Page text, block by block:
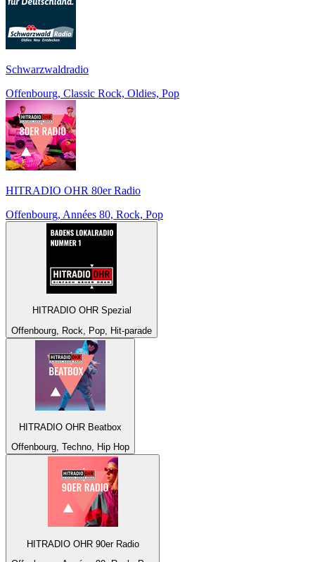
Schwarzwaldradio
Offenbourg, Classic Rock, Oldies, Pop
HITRADIO OHR 80er Radio
Offenbourg, Années 80, Rock, Pop
HITRADIO OHR Spezial
Offenbourg, Rock, Pop, Hit-parade
HITRADIO OHR Beatbox
Offenbourg, Techno, Hip Hop
HITRADIO OHR 90er Radio